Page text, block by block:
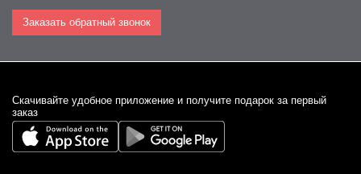
Заказать обратный звонок
Cкачивайте удобное приложение и получите подарок за первый
заказ